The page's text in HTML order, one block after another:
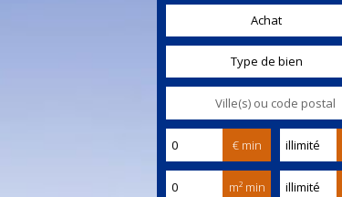
Achat
Type de bien
€ min
m² min